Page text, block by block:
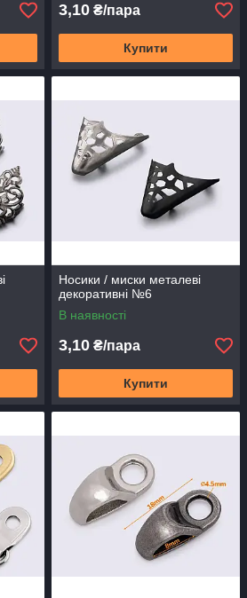
3,10 ₴/пара
Купити
Носики / миски металеві
декоративні №6
В наявності
3,10 ₴/пара
Купити